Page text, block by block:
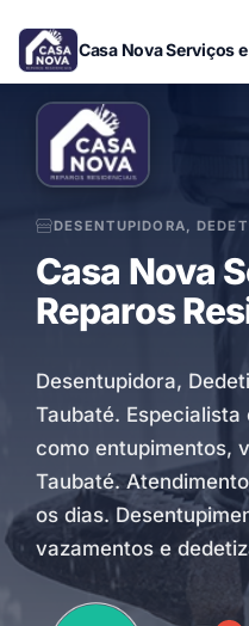
DESENTUPIDORA,
Casa Nova
Reparos
Desentupidora,
Taubaté.
como entupimentos,
Taubaté.
os dias.
vazamentos e